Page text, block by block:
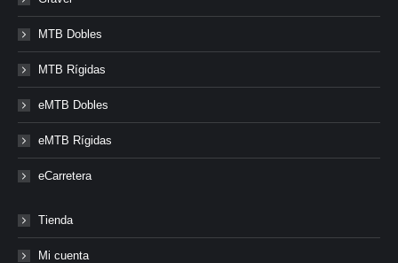
MTB Dobles
MTB Rígidas
eMTB Dobles
eMTB Rígidas
eCarretera
Tienda
Mi cuenta